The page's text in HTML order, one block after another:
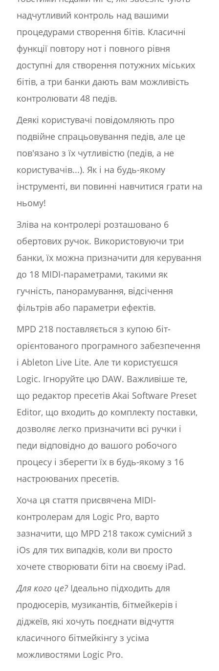
надчутливий контроль над вашими
процедурами створення бітів. Класичні
функції повтору нот і повного рівня
доступні для створення потужних міських
бітів, а три банки дають вам можливість
контролювати 48 педів.
Деякі користувачі повідомляють про
подвійне спрацьовування педів, але це
пов'язано з їх чутливістю (педів, а не
користувачів...). Як і на будь-якому
інструменті, ви повинні навчитися грати на
ньому!
Зліва на контролері розташовано 6
обертових ручок. Використовуючи три
банки, їх можна призначити для керування
до 18 MIDI-параметрами, такими як
гучність, панорамування, відсічення
фільтрів або параметри ефектів.
MPD 218 поставляється з купою біт-
орієнтованого програмного забезпечення
і Ableton Live Lite. Але ти користуєшся
Logic. Ігноруйте цю DAW. Важливіше те,
що редактор пресетів Akai Software Preset
Editor, що входить до комплекту поставки,
дозволяє легко призначити всі ручки і
педи відповідно до вашого робочого
процесу і зберегти їх в будь-якому з 16
настроюваних пресетів.
Хоча ця стаття присвячена MIDI-
контролерам для Logic Pro, варто
зазначити, що MPD 218 також сумісний з
iOs для тих випадків, коли ви просто
хочете створювати біти на своєму iPad.
Для кого це?Ідеально підходить для
продюсерів, музикантів, бітмейкерів і
діджеїв, які хочуть поєднати відчуття
класичного бітмейкінгу з усіма
можливостями Logic Pro.